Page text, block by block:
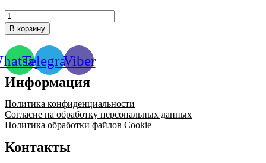
Количество
товара
Краги
спилковые
ТРЭК
5-
палые
красные
В корзину
TelegramViber
Информация
Политика конфиденциальности
Согласие на обработку персональных данных
Политика обработки файлов Cookie
Контакты